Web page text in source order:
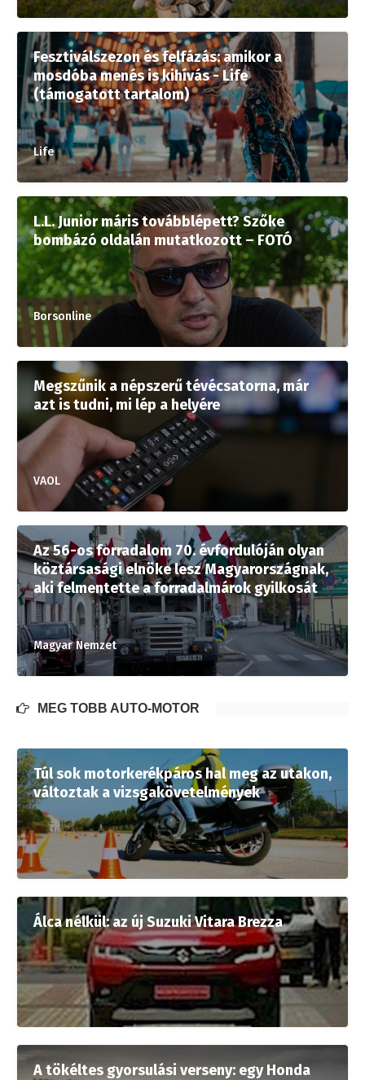
Fesztiválszezon és felfázás: amikor a
mosdóba menés is kihívás - Life
(támogatott tartalom)
Life
L.L. Junior máris továbblépett? Szőke
bombázó oldalán mutatkozott – FOTÓ
Borsonline
Megszűnik a népszerű tévécsatorna, már
azt is tudni, mi lép a helyére
VAOL
Az 56-os forradalom 70. évfordulóján olyan
köztársasági elnöke lesz Magyarországnak,
aki felmentette a forradalmárok gyilkosát
Magyar Nemzet
MÉG TÖBB AUTÓ-MOTOR
Túl sok motorkerékpáros hal meg az utakon,
változtak a vizsgakövetelmények
Álca nélkül: az új Suzuki Vitara Brezza
A tökéltes gyorsulási verseny: egy Honda